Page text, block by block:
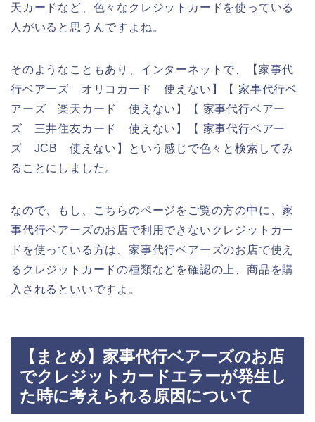
天カードなど、色々なクレジットカードを使っている
人がいると思うんですよね。
そのようなこともあり、インターネットで、【家事代
行ベアーズ オリコカード 使えない】【 家事代行ベ
アーズ 楽天カード 使えない】【 家事代行ベアー
ズ 三井住友カード 使えない】【 家事代行ベアー
ズ JCB 使えない】という感じで色々と検索してみ
ることにしました。
なので、もし、こちらのページをご覧の方の中に、家
事代行ベアーズのお店で利用できないクレジットカー
ドを使っている方は、家事代行ベアーズのお店で使え
るクレジットカードの種類などを確認の上、商品を購
入されるといいですよ。
【まとめ】家事代行ベアーズのお店
でクレジットカードエラーが発生し
た時に考えられる原因について